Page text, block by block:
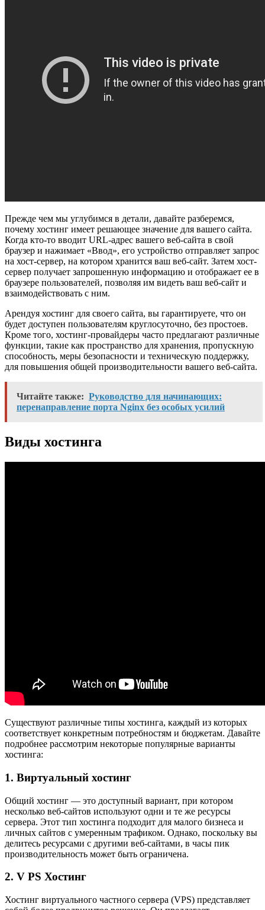
Прежде чем мы углубимся в детали, давайте разберемся,
почему хостинг имеет решающее значение для вашего сайта.
Когда кто-то вводит URL-адрес вашего веб-сайта в свой
браузер и нажимает «Ввод», его устройство отправляет запрос
на хост-сервер, на котором хранится ваш веб-сайт. Затем хост-
сервер получает запрошенную информацию и отображает ее в
браузере пользователей, позволяя им видеть ваш веб-сайт и
взаимодействовать с ним.
Арендуя хостинг для своего сайта, вы гарантируете, что он
будет доступен пользователям круглосуточно, без простоев.
Кроме того, хостинг-провайдеры часто предлагают различные
функции, такие как пространство для хранения, пропускную
способность, меры безопасности и техническую поддержку,
для повышения общей производительности вашего веб-сайта.
Читайте также: Руководство для начинающих:
перенаправление порта Nginx без особых усилий
Виды хостинга
Существуют различные типы хостинга, каждый из которых
соответствует конкретным потребностям и бюджетам. Давайте
подробнее рассмотрим некоторые популярные варианты
хостинга:
1. Виртуальный хостинг
Общий хостинг — это доступный вариант, при котором
несколько веб-сайтов используют одни и те же ресурсы
сервера. Этот тип хостинга подходит для малого бизнеса и
личных сайтов с умеренным трафиком. Однако, поскольку вы
делитесь ресурсами с другими веб-сайтами, в часы пик
производительность может быть ограничена.
2. V PS Хостинг
Хостинг виртуального частного сервера (VPS) представляет